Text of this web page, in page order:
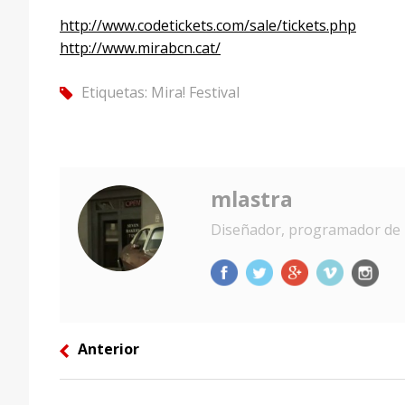
http://www.codetickets.com/sale/tickets.php
http://www.mirabcn.cat/
tag Etiquetas: Mira! Festival
mlastra
Diseñador, programador de
left Anterior